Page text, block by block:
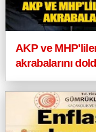
AKP ve
akrabalarını